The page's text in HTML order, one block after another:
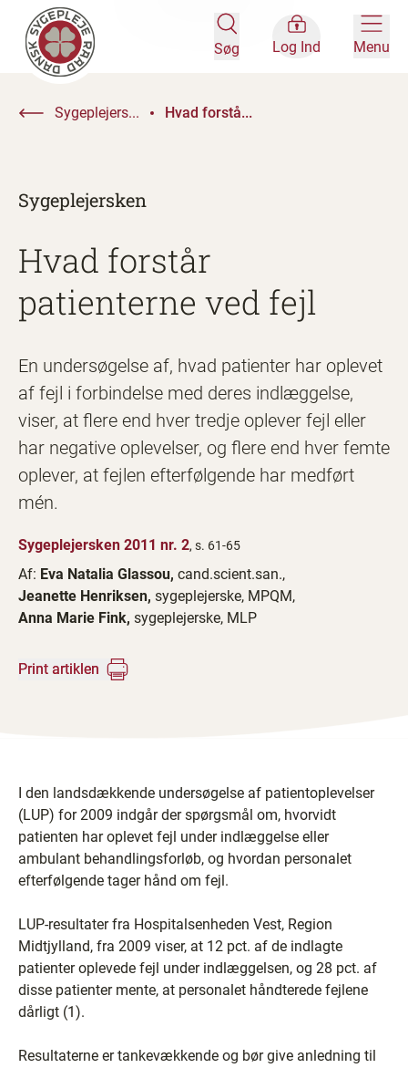
Søg Log Ind Menu
Sygeplejers... Hvad forstå...
Sygeplejersken
Hvad forstår
patienterne ved fejl
En undersøgelse af, hvad patienter har oplevet
af fejl i forbindelse med deres indlæggelse,
viser, at flere end hver tredje oplever fejl eller
har negative oplevelser, og flere end hver femte
oplever, at fejlen efterfølgende har medført
mén.
Sygeplejersken 2011 nr. 2, s. 61-65
Af: Eva Natalia Glassou, cand.scient.san.,
Jeanette Henriksen, sygeplejerske, MPQM,
Anna Marie Fink, sygeplejerske, MLP
Print artiklen
I den landsdækkende undersøgelse af patientoplevelser
(LUP) for 2009 indgår der spørgsmål om, hvorvidt
patienten har oplevet fejl under indlæggelse eller
ambulant behandlingsforløb, og hvordan personalet
efterfølgende tager hånd om fejl.
LUP-resultater fra Hospitalsenheden Vest, Region
Midtjylland, fra 2009 viser, at 12 pct. af de indlagte
patienter oplevede fejl under indlæggelsen, og 28 pct. af
disse patienter mente, at personalet håndterede fejlene
dårligt (1).
Resultaterne er tankevækkende og bør give anledning til